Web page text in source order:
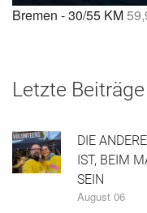
Bremen - 30/55 KM
Letzte Beiträge
DIE
IST, BEIM
SEIN
August 06